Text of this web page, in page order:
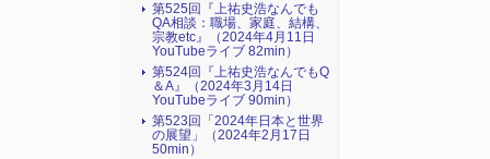
第525回『上祐史浩なんでも
QA相談：職場、家庭、結構、
宗教etc』（2024年4月11日
YouTubeライブ 82min）
第524回『上祐史浩なんでもQ
＆A』（2024年3月14日
YouTubeライブ 90min）
第523回「2024年日本と世界
の展望」（2024年2月17日
50min）